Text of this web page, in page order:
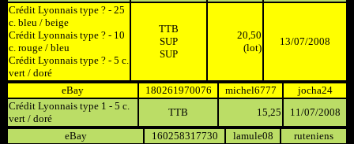
Crédit Lyonnais type ? - 25
c. bleu / beige
Crédit Lyonnais type ? - 10
c. rouge / bleu
Crédit Lyonnais type ? - 5 c.
vert / doré
TTB
SUP
SUP
20,50
(lot)
13/07/2008
eBay 180261970076 michel6777
jocha24
Crédit Lyonnais type 1 - 5 c.
vert / doré
TTB 15,25
11/07/2008
eBay
160258317730 lamule08
ruteniens